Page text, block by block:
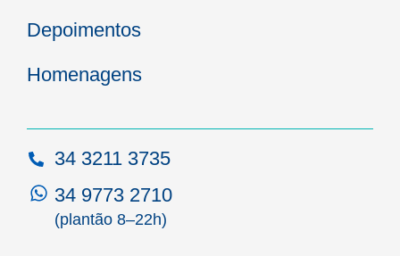
Depoimentos
Homenagens
34 3211 3735
34 9773 2710
(plantão 8–22h)